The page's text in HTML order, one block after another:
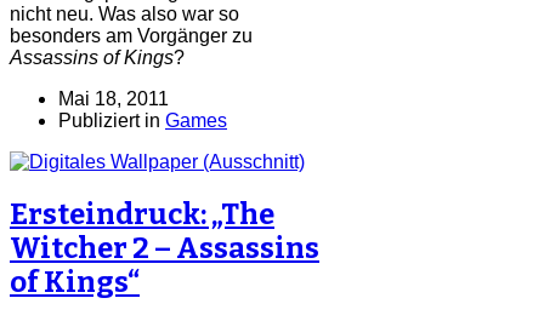
nicht neu. Was also war so
besonders am Vorgänger zu
Assassins of Kings?
Mai 18, 2011
Publiziert in Games
Ersteindruck: „The
Witcher 2 – Assassins
of Kings“